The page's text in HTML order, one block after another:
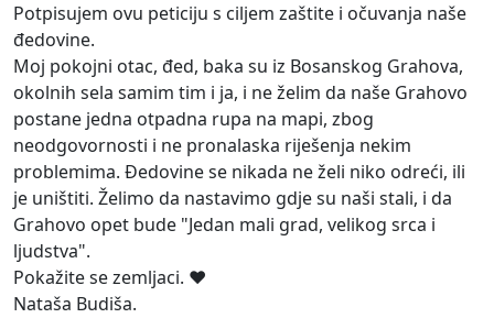
Potpisujem ovu peticiju s ciljem zaštite i očuvanja naše
đedovine.
Moj pokojni otac, đed, baka su iz Bosanskog Grahova,
okolnih sela samim tim i ja, i ne želim da naše Grahovo
postane jedna otpadna rupa na mapi, zbog
neodgovornosti i ne pronalaska riješenja nekim
problemima. Đedovine se nikada ne želi niko odreći, ili
je uništiti. Želimo da nastavimo gdje su naši stali, i da
Grahovo opet bude "Jedan mali grad, velikog srca i
ljudstva".
Pokažite se zemljaci. ❤️
Nataša Budiša.